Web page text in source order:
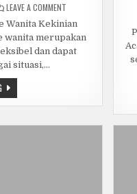
LEAVE A COMMENT
MEMAKAI
BLOUSE
WANITA
KEKINIAN
DENGAN
Wanita Kekinian
wanita merupakan
dan dapat
situasi,…
CARA
MEMAKAI
BLOUSE
KEKINIAN